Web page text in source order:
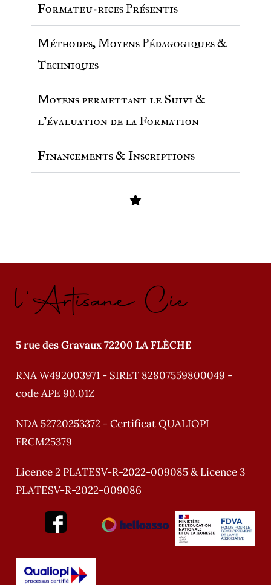
Formateu-rices Présentis
Méthodes, Moyens Pédagogiques &
Techniques
Moyens permettant le Suivi &
l'évaluation de la Formation
Financements & Inscriptions
l'Artisane Cie
5 rue des Gravaux 72200 LA FLÈCHE
RNA W492003971 - SIRET 82807559800049 -
code APE 90.01Z
NDA 52720253372 - Certificat QUALIOPI
FRCM25379
Licence 2 PLATESV-R-2022-009085 & Licence 3
PLATESV-R-2022-009086